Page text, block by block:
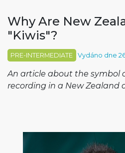
Why Are New
"Kiwis"?
PRE-INTERMEDIATE Vydáno dne
An article about the symbol
recording in a New Zealand